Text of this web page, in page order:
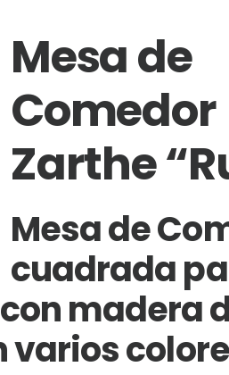
Mesa de
Comedor
Zarthe
Mesa de
cuadrada
madera
varios